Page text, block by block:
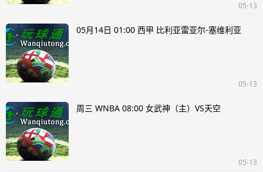
05-13
05月14日 01:00 西甲 比利亚雷亚尔-塞维利亚
05-13
周三 WNBA 08:00 女武神（主）VS天空
05-13